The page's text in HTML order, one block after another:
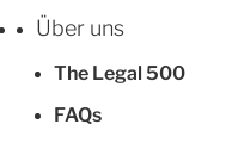
Über uns
The Legal 500
FAQs